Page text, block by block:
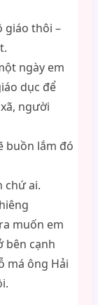
giáo thôi –
ngày em
dục để
người
buồn lắm đó
chứ ai.
muốn em
bên cạnh
má ông Hải